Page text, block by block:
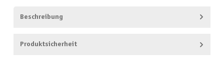
Beschreibung
Produktsicherheit